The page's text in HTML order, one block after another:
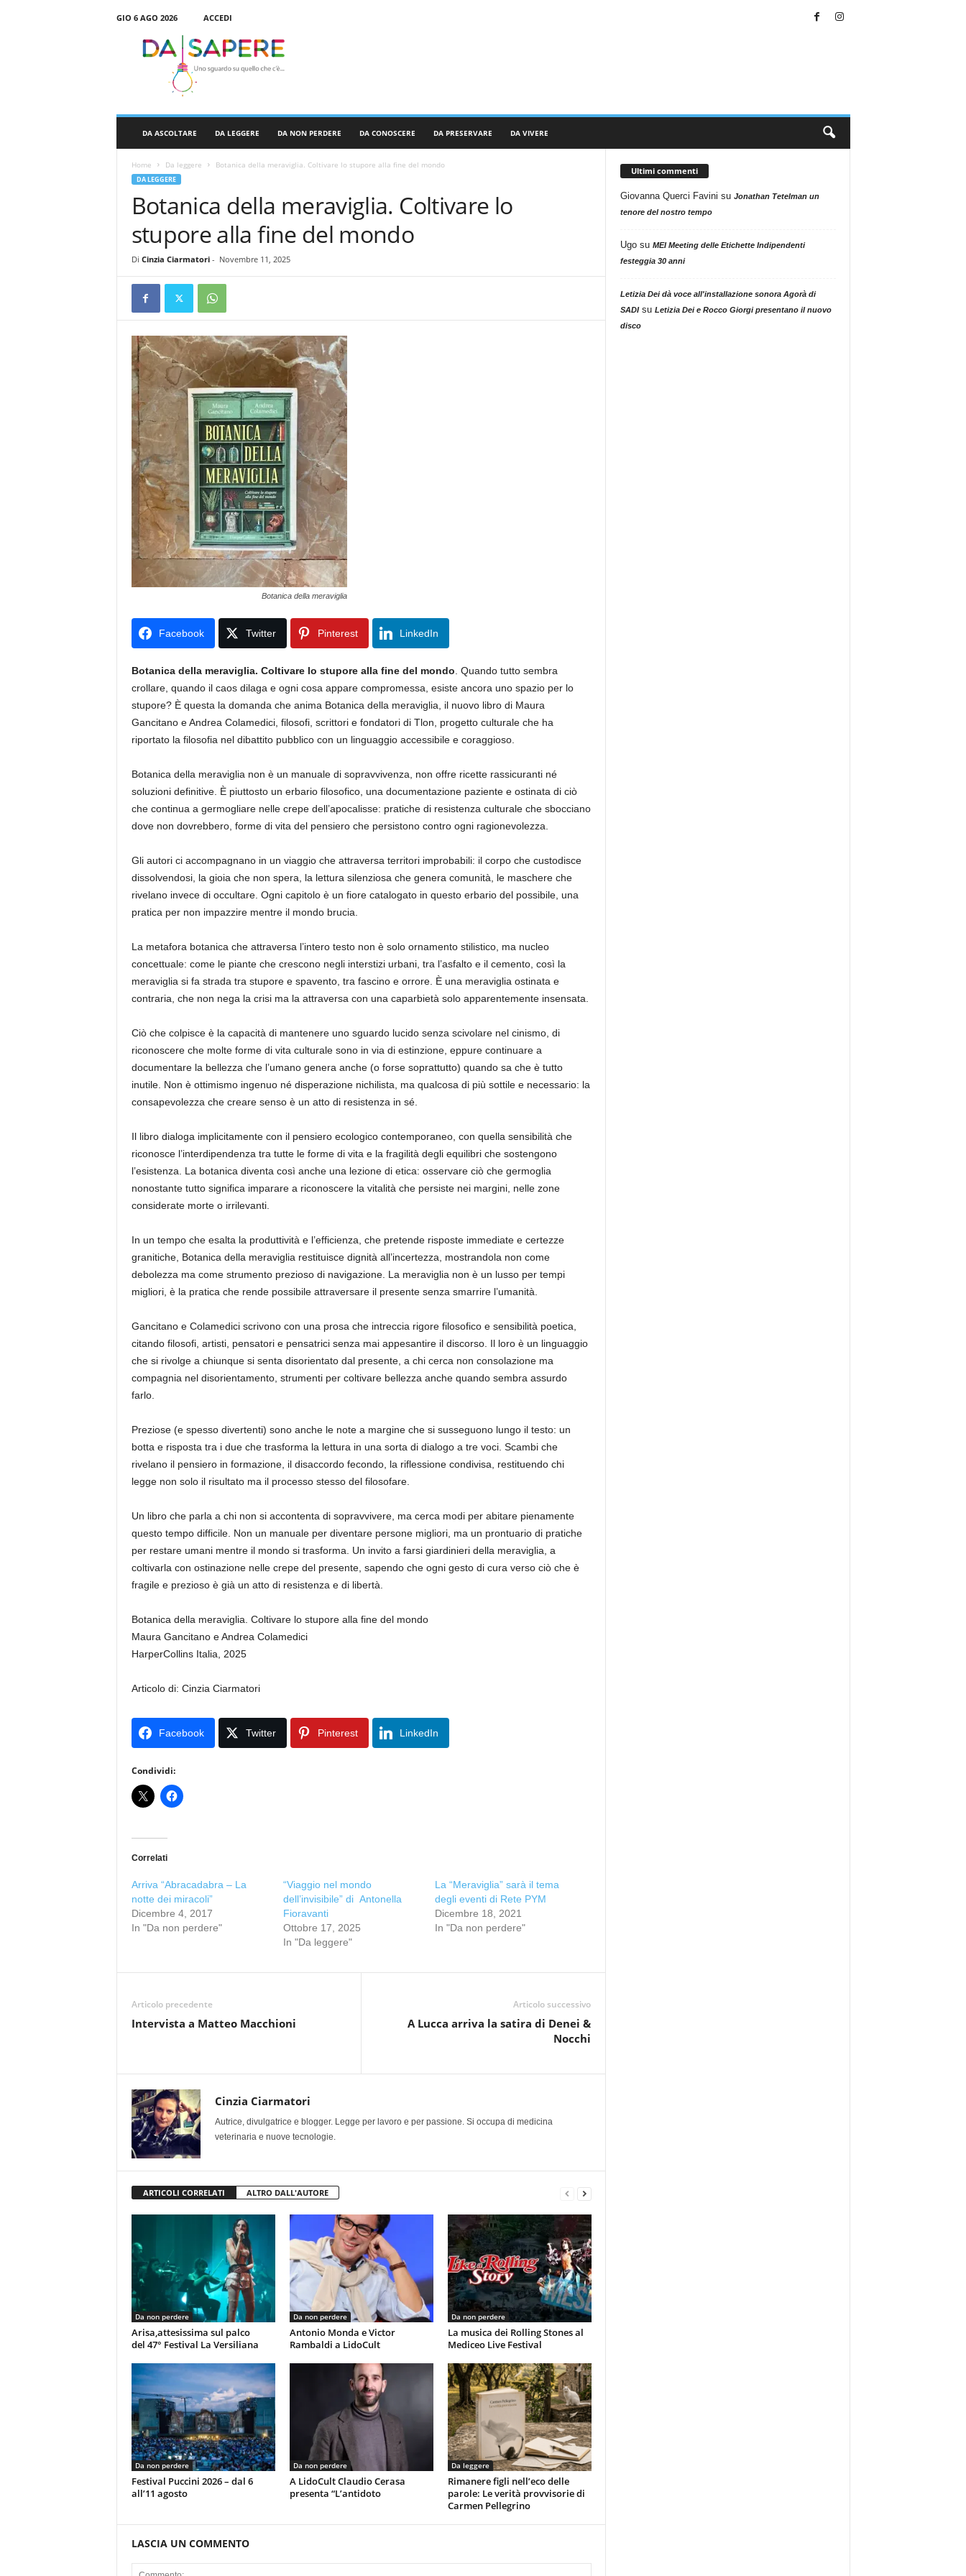
GIO 6 AGO 2026
ACCEDI
DA ASCOLTARE DA LEGGERE DA NON PERDERE DA CONOSCERE DA PRESERVARE DA VIVERE
Home Da leggere Botanica della meraviglia. Coltivare lo stupore alla fine del mondo
DA LEGGERE
Botanica della meraviglia. Coltivare lo
stupore alla fine del mondo
Di Cinzia Ciarmatori- Novembre 11, 2025
Botanica della meraviglia
Facebook Twitter Pinterest LinkedIn
Botanica della meraviglia. Coltivare lo stupore alla fine del mondo . Quando tutto sembra
crollare, quando il caos dilaga e ogni cosa appare compromessa, esiste ancora uno spazio per lo
stupore? È questa la domanda che anima Botanica della meraviglia, il nuovo libro di Maura
Gancitano e Andrea Colamedici, filosofi, scrittori e fondatori di Tlon, progetto culturale che ha
riportato la filosofia nel dibattito pubblico con un linguaggio accessibile e coraggioso.
Botanica della meraviglia non è un manuale di sopravvivenza, non offre ricette rassicuranti né
soluzioni definitive. È piuttosto un erbario filosofico, una documentazione paziente e ostinata di ciò
che continua a germogliare nelle crepe dell’apocalisse: pratiche di resistenza culturale che sbocciano
dove non dovrebbero, forme di vita del pensiero che persistono contro ogni ragionevolezza.
Gli autori ci accompagnano in un viaggio che attraversa territori improbabili: il corpo che custodisce
dissolvendosi, la gioia che non spera, la lettura silenziosa che genera comunità, le maschere che
rivelano invece di occultare. Ogni capitolo è un fiore catalogato in questo erbario del possibile, una
pratica per non impazzire mentre il mondo brucia.
La metafora botanica che attraversa l’intero testo non è solo ornamento stilistico, ma nucleo
concettuale: come le piante che crescono negli interstizi urbani, tra l’asfalto e il cemento, così la
meraviglia si fa strada tra stupore e spavento, tra fascino e orrore. È una meraviglia ostinata e
contraria, che non nega la crisi ma la attraversa con una caparbietà solo apparentemente insensata.
Ciò che colpisce è la capacità di mantenere uno sguardo lucido senza scivolare nel cinismo, di
riconoscere che molte forme di vita culturale sono in via di estinzione, eppure continuare a
documentare la bellezza che l’umano genera anche (o forse soprattutto) quando sa che è tutto
inutile. Non è ottimismo ingenuo né disperazione nichilista, ma qualcosa di più sottile e necessario: la
consapevolezza che creare senso è un atto di resistenza in sé.
Il libro dialoga implicitamente con il pensiero ecologico contemporaneo, con quella sensibilità che
riconosce l’interdipendenza tra tutte le forme di vita e la fragilità degli equilibri che sostengono
l’esistenza. La botanica diventa così anche una lezione di etica: osservare ciò che germoglia
nonostante tutto significa imparare a riconoscere la vitalità che persiste nei margini, nelle zone
considerate morte o irrilevanti.
In un tempo che esalta la produttività e l’efficienza, che pretende risposte immediate e certezze
granitiche, Botanica della meraviglia restituisce dignità all’incertezza, mostrandola non come
debolezza ma come strumento prezioso di navigazione. La meraviglia non è un lusso per tempi
migliori, è la pratica che rende possibile attraversare il presente senza smarrire l’umanità.
Gancitano e Colamedici scrivono con una prosa che intreccia rigore filosofico e sensibilità poetica,
citando filosofi, artisti, pensatori e pensatrici senza mai appesantire il discorso. Il loro è un linguaggio
che si rivolge a chiunque si senta disorientato dal presente, a chi cerca non consolazione ma
compagnia nel disorientamento, strumenti per coltivare bellezza anche quando sembra assurdo
farlo.
Preziose (e spesso divertenti) sono anche le note a margine che si susseguono lungo il testo: un
botta e risposta tra i due che trasforma la lettura in una sorta di dialogo a tre voci. Scambi che
rivelano il pensiero in formazione, il disaccordo fecondo, la riflessione condivisa, restituendo chi
legge non solo il risultato ma il processo stesso del filosofare.
Un libro che parla a chi non si accontenta di sopravvivere, ma cerca modi per abitare pienamente
questo tempo difficile. Non un manuale per diventare persone migliori, ma un prontuario di pratiche
per restare umani mentre il mondo si trasforma. Un invito a farsi giardinieri della meraviglia, a
coltivarla con ostinazione nelle crepe del presente, sapendo che ogni gesto di cura verso ciò che è
fragile e prezioso è già un atto di resistenza e di libertà.
Botanica della meraviglia. Coltivare lo stupore alla fine del mondo
Maura Gancitano e Andrea Colamedici
HarperCollins Italia, 2025
Articolo di: Cinzia Ciarmatori
Facebook Twitter Pinterest LinkedIn
Condividi:
Correlati
Arriva “Abracadabra – La
notte dei miracoli”
Dicembre 4, 2017
In "Da non perdere"
“Viaggio nel mondo
dell’invisibile” di Antonella
Fioravanti
Ottobre 17, 2025
In "Da leggere"
La “Meraviglia” sarà il tema
degli eventi di Rete PYM
Dicembre 18, 2021
In "Da non perdere"
Articolo precedente
Intervista a Matteo Macchioni
Articolo successivo
A Lucca arriva la satira di Denei &
Nocchi
Cinzia Ciarmatori
Autrice, divulgatrice e blogger. Legge per lavoro e per passione. Si occupa di medicina
veterinaria e nuove tecnologie.
ARTICOLI CORRELATI ALTRO DALL'AUTORE
Da non perdere
Arisa,attesissima sul palco
del 47° Festival La Versiliana
Da non perdere
Antonio Monda e Victor
Rambaldi a LidoCult
Da non perdere
La musica dei Rolling Stones al
Mediceo Live Festival
Da non perdere
Festival Puccini 2026 – dal 6
all’11 agosto
Da non perdere
A LidoCult Claudio Cerasa
presenta “L’antidoto
Da leggere
Rimanere figli nell’eco delle
parole: Le verità provvisorie di
Carmen Pellegrino
LASCIA UN COMMENTO
Ultimi commenti
Giovanna Querci Favini su Jonathan Tetelman un
tenore del nostro tempo
Ugosu MEI Meeting delle Etichette Indipendenti
festeggia 30 anni
Letizia Dei dà voce all'installazione sonora Agorà di
SADIsu Letizia Dei e Rocco Giorgi presentano il nuovo
disco